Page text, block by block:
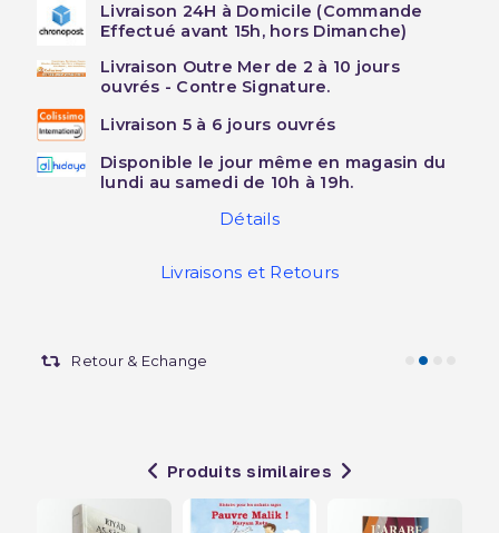
Livraison 24H à Domicile (Commande
Effectué avant 15h, hors Dimanche)
Livraison Outre Mer de 2 à 10 jours
ouvrés - Contre Signature.
Livraison 5 à 6 jours ouvrés
Disponible le jour même en magasin du
lundi au samedi de 10h à 19h.
Détails
Livraisons et Retours
Retour & Echange
Produits similaires